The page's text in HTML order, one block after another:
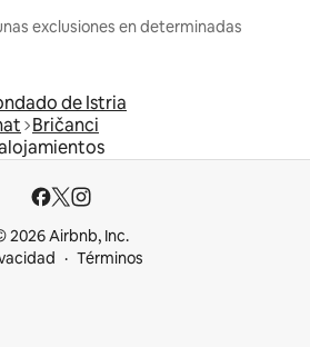
exclusiones en determinadas
de Istria
Bričanci
2026 Airbnb, Inc.
Términos